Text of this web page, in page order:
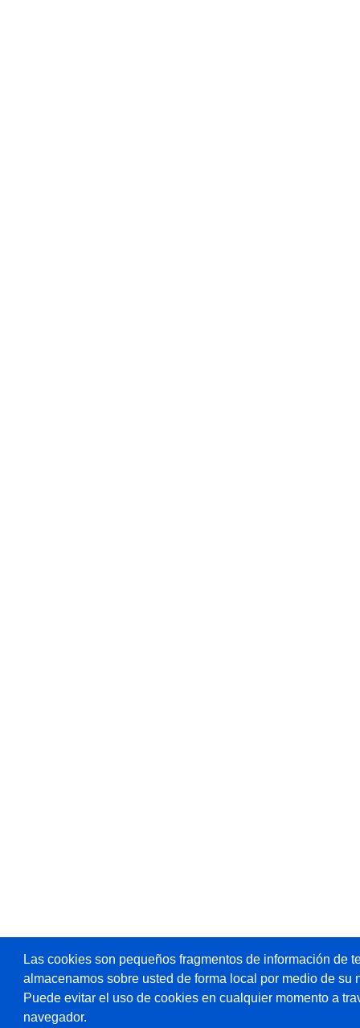
Las cookies son pequeños fragmentos de información de
almacenamos sobre usted de forma local por medio de su
Puede evitar el uso de cookies en cualquier momento a
navegador.